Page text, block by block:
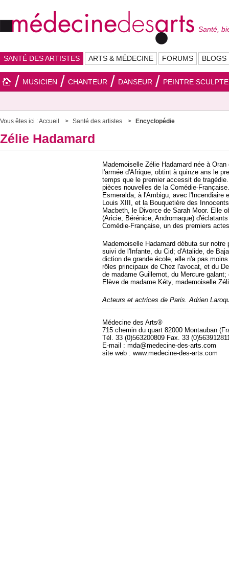
Santé,
SANTÉ DES ARTISTES ARTS & MÉDECINE FORUMS BLOGS
MUSICIEN CHANTEUR DANSEUR PEINTRE
Vous êtes ici :Accueil Santé des artistes Encyclopédie
Zélie Hadamard
Mademoiselle Zélie Hadamard née à
l'armée d'Afrique, obtint à quinze ans le
temps que le premier accessit de
pièces nouvelles de la Comédie-
Esmeralda; à l'Ambigu, avec
Louis XIII, et la Bouquetière des
Macbeth, le Divorce de Sarah Moor. Elle
(Aricie, Bérénice, Andromaque)
Comédie-Française, un des premiers
Mademoiselle Hadamard débuta sur
suivi de l'Infante, du Cid; d'Atalide, de
diction de grande école, elle n'a pas
rôles principaux de Chez l'avocat, et du
de madame Guillemot, du Mercure
Elève de madame Kéty, mademoiselle
Acteurs et actrices de Paris. Adrien
Médecine des Arts®
715 chemin du quart 82000 Montauban
Tél. 33 (0)563200809 Fax. 33
E-mail : mda@medecine-des-arts.com
site web : www.medecine-des-arts.com